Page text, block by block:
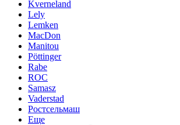
Kverneland
Lely
Lemken
MacDon
Manitou
Pöttinger
Rabe
ROC
Samasz
Vaderstad
Ростсельмаш
Еще